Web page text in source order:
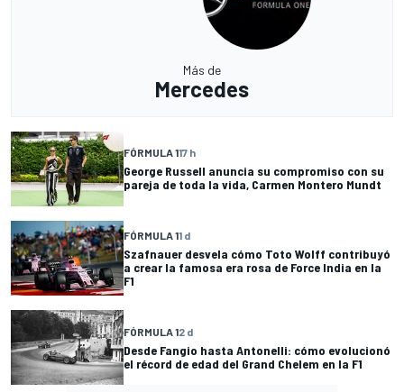
Más de
Mercedes
FÓRMULA 117 h
George Russell anuncia su compromiso con su
pareja de toda la vida, Carmen Montero Mundt
FÓRMULA 11 d
Szafnauer desvela cómo Toto Wolff contribuyó
a crear la famosa era rosa de Force India en la
F1
FÓRMULA 12 d
Desde Fangio hasta Antonelli: cómo evolucionó
el récord de edad del Grand Chelem en la F1